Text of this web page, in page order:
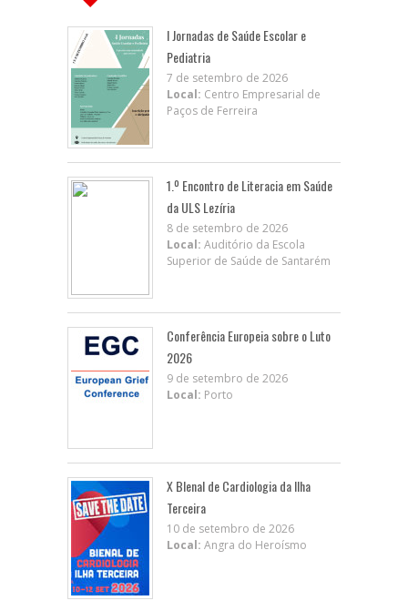
I Jornadas de Saúde Escolar e
Pediatria
7 de setembro de 2026
Local: Centro Empresarial de
Paços de Ferreira
1.º Encontro de Literacia em Saúde
da ULS Lezíria
8 de setembro de 2026
Local: Auditório da Escola
Superior de Saúde de Santarém
Conferência Europeia sobre o Luto
2026
9 de setembro de 2026
Local: Porto
X BIenal de Cardiologia da Ilha
Terceira
10 de setembro de 2026
Local: Angra do Heroísmo